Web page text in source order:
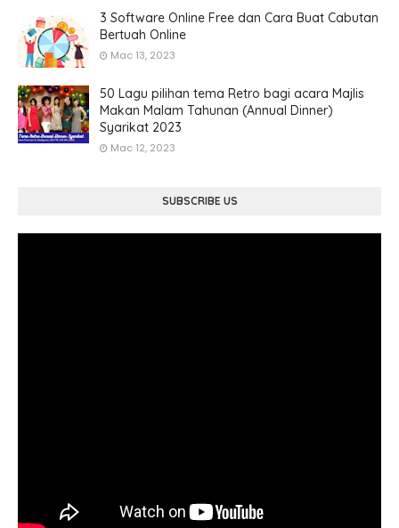
3 Software Online Free dan Cara Buat Cabutan
Bertuah Online
Mac 13, 2023
50 Lagu pilihan tema Retro bagi acara Majlis
Makan Malam Tahunan (Annual Dinner)
Syarikat 2023
Mac 12, 2023
SUBSCRIBE US